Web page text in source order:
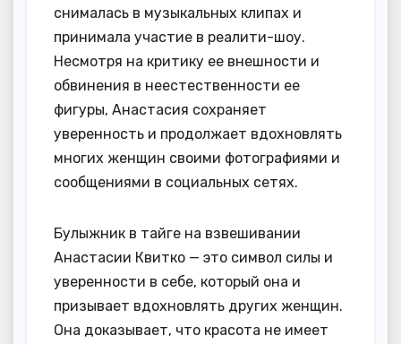
снималась в музыкальных клипах и
принимала участие в реалити-шоу.
Несмотря на критику ее внешности и
обвинения в неестественности ее
фигуры, Анастасия сохраняет
уверенность и продолжает вдохновлять
многих женщин своими фотографиями и
сообщениями в социальных сетях.
Булыжник в тайге на взвешивании
Анастасии Квитко — это символ силы и
уверенности в себе, который она и
призывает вдохновлять других женщин.
Она доказывает, что красота не имеет